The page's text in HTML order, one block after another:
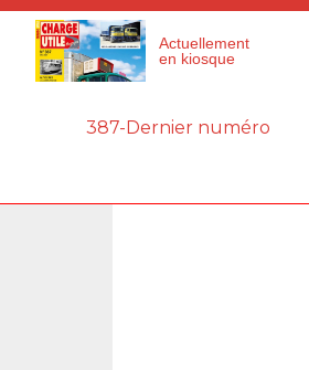
Actuellement
en kiosque
387-Dernier numéro
Panneau de gestion des cookies